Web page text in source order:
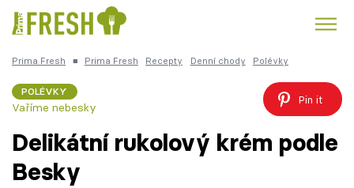
Česká kuchyně
Prima Fresh ■ Prima Fresh Recepty Denní chody Polévky
POLÉVKY
Vaříme nebesky
Pin it
Delikátní rukolový krém podle
Besky